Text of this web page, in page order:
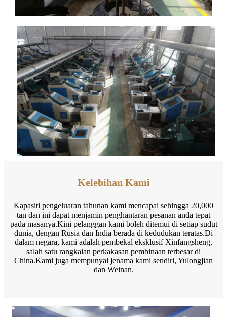
Kelebihan Kami
Kapasiti pengeluaran tahunan kami mencapai sehingga 20,000
tan dan ini dapat menjamin penghantaran pesanan anda tepat
pada masanya.Kini pelanggan kami boleh ditemui di setiap sudut
dunia, dengan Rusia dan India berada di kedudukan teratas.Di
dalam negara, kami adalah pembekal eksklusif Xinfangsheng,
salah satu rangkaian perkakasan pembinaan terbesar di
China.Kami juga mempunyai jenama kami sendiri, Yulongjian
dan Weinan.